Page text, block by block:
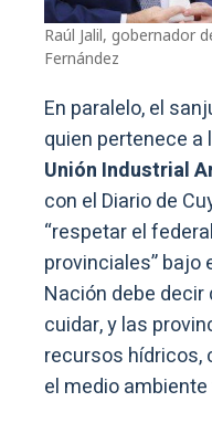
Raúl Jalil, gobernador
Fernández
En paralelo, el
quien pertenece a
Unión Industrial
con el Diario de
“respetar el
provinciales” bajo
Nación debe decir
cuidar, y las
recursos hídricos,
el medio